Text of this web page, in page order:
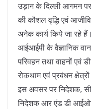
उड़ान के दिल्ली आगमन
की कौशल वृद्धि एवं
अनेक कार्य किये जा रहे
आईआईपी के वैज्ञानिक
परिवहन तथा वाहनों एवं
रोकथाम एवं प्रबंधन
इस अवसर पर निदेशक,
निदेशक आर एंड डी